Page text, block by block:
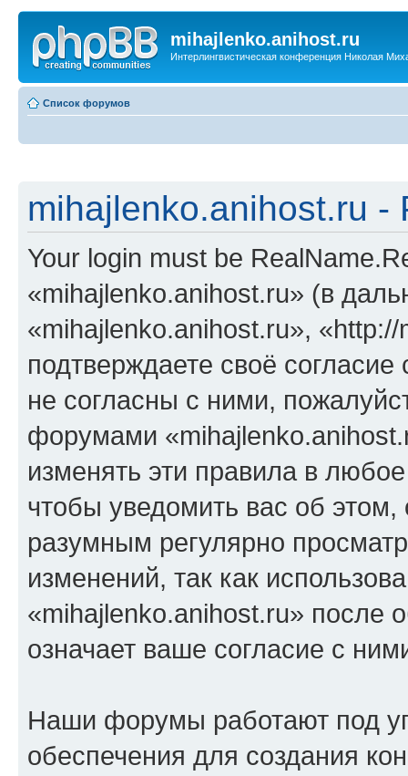
mihajlenko.anihost.ru
Интерлингвистическая конференция Николая
Список форумов
mihajlenko.anihost.ru -
Your login must be
«mihajlenko.anihost.ru» (в
«mihajlenko.anihost.ru»,
подтверждаете своё
не согласны с ними,
форумами
изменять эти правила в
чтобы уведомить вас об
разумным регулярно
изменений, так как
«mihajlenko.anihost.ru» после
означает ваше согласие с
Наши форумы работают под
обеспечения для создания